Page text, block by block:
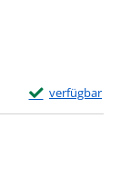
verfügbar
Exemplar-Details
Zum Download